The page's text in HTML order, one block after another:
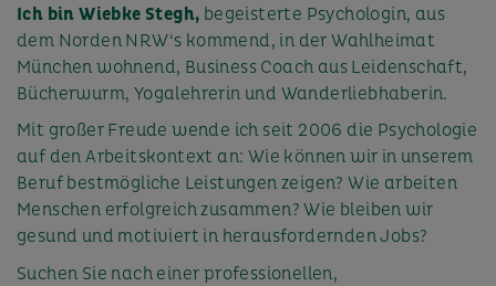
Ich bin Wiebke Stegh, begeisterte Psychologin, aus
dem Norden NRW‘s kommend, in der Wahlheimat
München wohnend, Business Coach aus Leidenschaft,
Bücherwurm, Yogalehrerin und Wanderliebhaberin.
Mit großer Freude wende ich seit 2006 die Psychologie
auf den Arbeitskontext an: Wie können wir in unserem
Beruf bestmögliche Leistungen zeigen? Wie arbeiten
Menschen erfolgreich zusammen? Wie bleiben wir
gesund und motiviert in herausfordernden Jobs?
Suchen Sie nach einer professionellen,